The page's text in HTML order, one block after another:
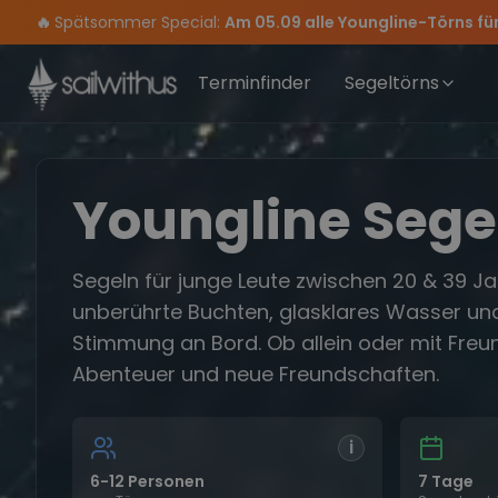
Skip to content
🔥 Spätsommer Special: Am 05.09 alle Youngline-Törns
Sichere Dir jetztDein Meilenbuch und Deine sailwithus-
Verpass keineTörn-Updates, Insider-Tippsund exklusive
Season Closing Party 2026!Die Saison war legendär – wir
Terminfinder Segeltörns
Youngline
Segeln für junge Leute zwischen 20 & 39
unberührte Buchten, glasklares Wasser
Stimmung an Bord. Ob allein oder mit
Abenteuer und neue Freundschaften.
6-12 Personen
i
7 Tage